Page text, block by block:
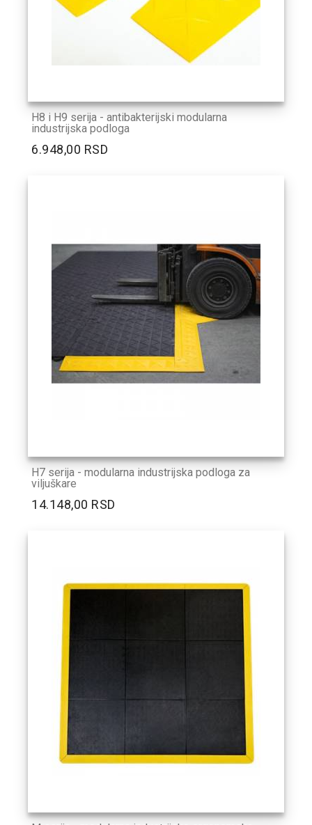
H8 i H9 serija - antibakterijski modularna
industrijska podloga
6.948,00 RSD
H7 serija - modularna industrijska podloga za
viljuškare
14.148,00 RSD